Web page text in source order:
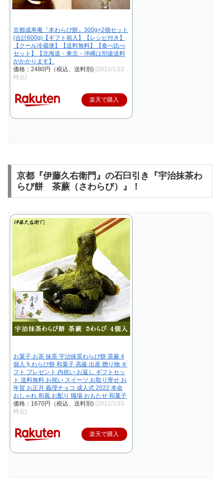
京都成寿庵『本わらび餅』300g×2個セット
(合計600g)【ギフト箱入】【レシピ付き】
【クール冷蔵便】【送料無料】【食べ比べ
セット】【北海道・東北・沖縄は別途送料
がかかります】
価格：2480円（税込、送料別) (2022/1/10
時点)
楽天で購入
京都『伊藤久右衛門』の石臼引き『宇治抹茶わ
らび餅 茶蕨（さわらび）』！
お菓子 お茶 抹茶 宇治抹茶わらび餅 茶蕨 4
個入 § わらび餅 和菓子 高級 出産 贈り物 ギ
フト プレゼント 内祝い お返し ギフトセッ
ト 送料無料 お祝い スイーツ お取り寄せ お
年賀 お正月 義理チョコ 成人式 2022 本命
おしゃれ 和風 お配り 職場 おもたせ 和菓子
価格：1670円（税込、送料別) (2022/1/10
時点)
楽天で購入